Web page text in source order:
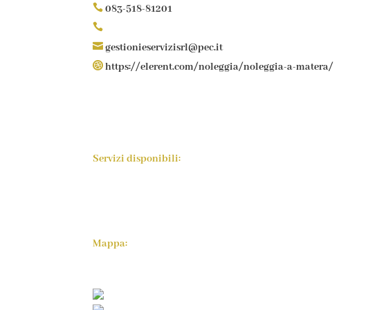
 083-518-81201

 gestionieservizisrl@pec.it
 https://elerent.com/noleggia/noleggia-a-matera/
Servizi disponibili:
Mappa: